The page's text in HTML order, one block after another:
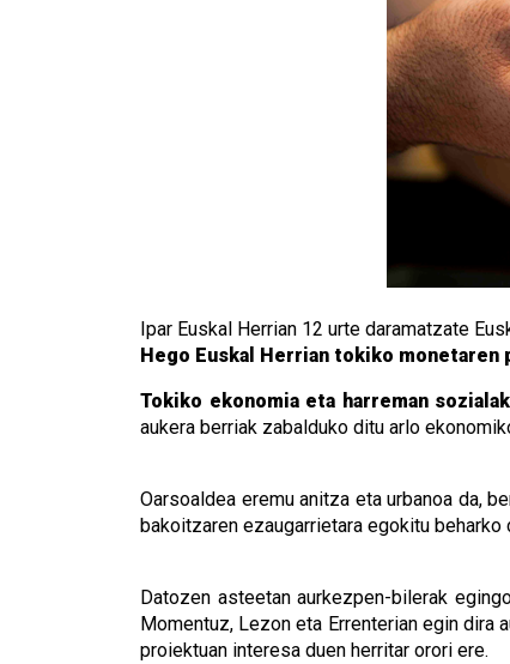
Ipar Euskal Herrian 12 urte daramatzate
Hego Euskal Herrian tokiko
Tokiko ekonomia eta harreman
aukera berriak zabalduko ditu arlo
Oarsoaldea eremu anitza eta urbanoa da,
bakoitzaren ezaugarrietara egokitu beharko
Datozen asteetan aurkezpen-bilerak
Momentuz, Lezon eta Errenterian egin dira
proiektuan interesa duen herritar orori ere.